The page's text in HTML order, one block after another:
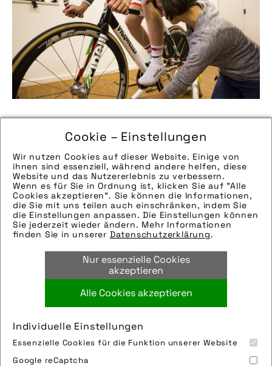
Cookie – Einstellungen
Wir nutzen Cookies auf dieser Website. Einige von
ihnen sind essenziell, während andere helfen, diese
Website und das Nutzererlebnis zu verbessern.
Wenn es für Sie in Ordnung ist, klicken Sie auf "Alle
Cookies akzeptieren". Sie können die Informationen,
die Sie mit uns teilen auch einschränken, indem Sie
die Einstellungen anpassen. Die Einstellungen können
Sie jederzeit wieder ändern. Mehr Informationen
finden Sie in unserer Datenschutzerklärung.
Nur essenzielle Cookies
akzeptieren
Alle Cookies akzeptieren
Individuelle Einstellungen
Essenzielle Cookies für die Funktion unserer Website
Google reCaptcha
Bikefitting kurz erklärt
Beim Radfahren bilden Fahrer:in und Fahrrad
eine Einheit. Damit das Duo perfekt harmoniert
und dadurch die Kraft besser übertragen wird,
gibt es die Möglichkeit, das Fahrrad individuell
anpassen und einstellen zu lassen. Bikefitting
heißt das Schlagwort. Der pressedienst-fahrrad
gibt eine Übersicht über die Grundlagen.
... weiterlesen